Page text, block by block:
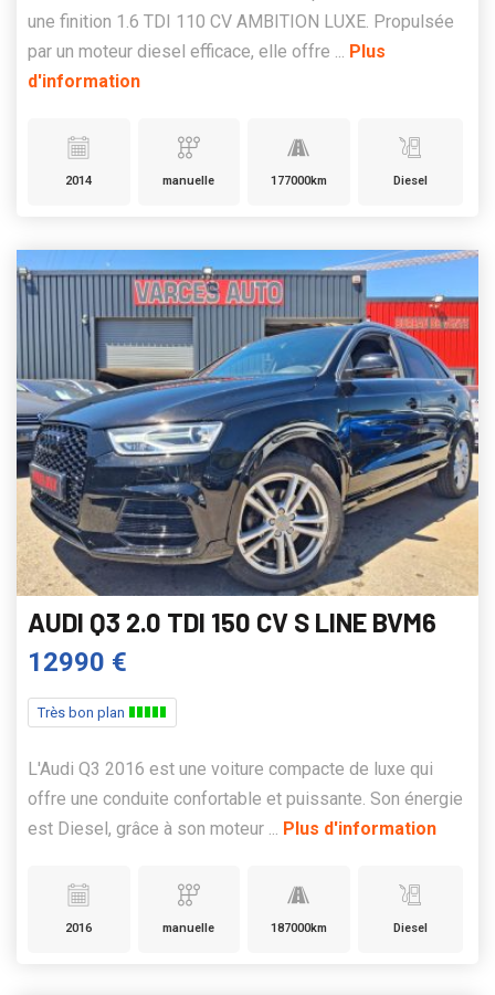
une finition 1.6 TDI 110 CV AMBITION LUXE. Propulsée
par un moteur diesel efficace, elle offre ... Plus
d'information
2014 manuelle 177000km Diesel
AUDI Q3 2.0 TDI 150 CV S LINE BVM6
12990 €
Très bon plan
L'Audi Q3 2016 est une voiture compacte de luxe qui
offre une conduite confortable et puissante. Son énergie
est Diesel, grâce à son moteur ... Plus d'information
2016 manuelle 187000km Diesel